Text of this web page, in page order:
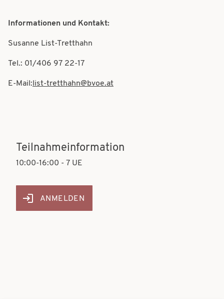
Informationen und Kontakt:
Susanne List-Tretthahn
Tel.: 01/406 97 22-17
E-Mail:list-tretthahn@bvoe.at
Teilnahmeinformation
10:00-16:00 - 7 UE
ANMELDEN